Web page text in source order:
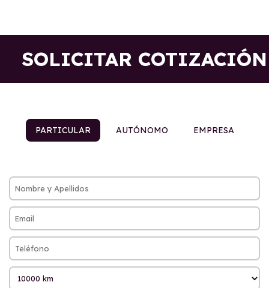
SOLICITAR COTIZACIÓN
PARTICULAR AUTÓNOMO EMPRESA